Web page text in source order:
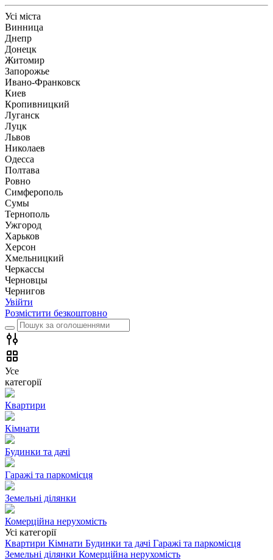
Усі міста
Винница
Днепр
Донецк
Житомир
Запорожье
Ивано-Франковск
Киев
Кропивницкий
Луганск
Луцк
Львов
Николаев
Одесса
Полтава
Ровно
Симферополь
Сумы
Тернополь
Ужгород
Харьков
Херсон
Хмельницкий
Черкассы
Чернoвцы
Чернигов
Увійти
Розмістити безкоштовно
Усе
категорії
Квартири
Кімнати
Будинки та дачі
Гаражі та паркомісця
Земельні ділянки
Комерційна нерухомість
Усі категорії
Квартири Кімнати Будинки та дачі Гаражі та паркомісця
Земельні ділянки Комерційна нерухомість